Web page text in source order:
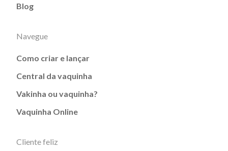
Blog
Navegue
Como criar e lançar
Central da vaquinha
Vakinha ou vaquinha?
Vaquinha Online
Cliente feliz